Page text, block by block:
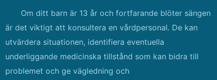
Om ditt barn är 13 år och fortfarande blöter sängen
är det viktigt att konsultera en vårdpersonal. De kan
utvärdera situationen, identifiera eventuella
underliggande medicinska tillstånd som kan bidra till
problemet och ge vägledning och